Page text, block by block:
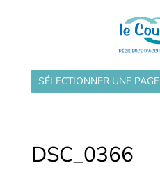
SÉLECTIONNER UNE PAGE
DSC_0366